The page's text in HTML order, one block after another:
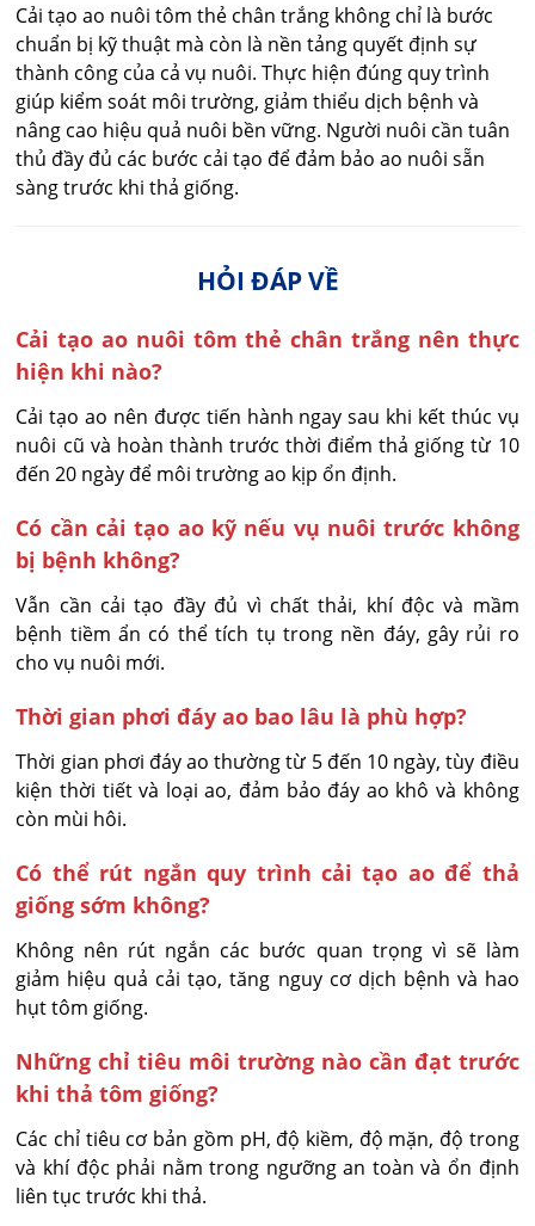
Cải tạo ao nuôi tôm thẻ chân trắng không chỉ là bước
chuẩn bị kỹ thuật mà còn là nền tảng quyết định sự
thành công của cả vụ nuôi. Thực hiện đúng quy trình
giúp kiểm soát môi trường, giảm thiểu dịch bệnh và
nâng cao hiệu quả nuôi bền vững. Người nuôi cần tuân
thủ đầy đủ các bước cải tạo để đảm bảo ao nuôi sẵn
sàng trước khi thả giống.
HỎI ĐÁP VỀ
Cải tạo ao nuôi tôm thẻ chân trắng nên thực
hiện khi nào?
Cải tạo ao nên được tiến hành ngay sau khi kết thúc vụ
nuôi cũ và hoàn thành trước thời điểm thả giống từ 10
đến 20 ngày để môi trường ao kịp ổn định.
Có cần cải tạo ao kỹ nếu vụ nuôi trước không
bị bệnh không?
Vẫn cần cải tạo đầy đủ vì chất thải, khí độc và mầm
bệnh tiềm ẩn có thể tích tụ trong nền đáy, gây rủi ro
cho vụ nuôi mới.
Thời gian phơi đáy ao bao lâu là phù hợp?
Thời gian phơi đáy ao thường từ 5 đến 10 ngày, tùy điều
kiện thời tiết và loại ao, đảm bảo đáy ao khô và không
còn mùi hôi.
Có thể rút ngắn quy trình cải tạo ao để thả
giống sớm không?
Không nên rút ngắn các bước quan trọng vì sẽ làm
giảm hiệu quả cải tạo, tăng nguy cơ dịch bệnh và hao
hụt tôm giống.
Những chỉ tiêu môi trường nào cần đạt trước
khi thả tôm giống?
Các chỉ tiêu cơ bản gồm pH, độ kiềm, độ mặn, độ trong
và khí độc phải nằm trong ngưỡng an toàn và ổn định
liên tục trước khi thả.